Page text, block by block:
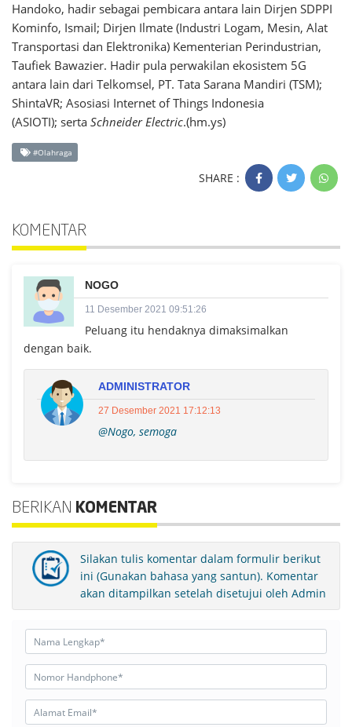
Handoko, hadir sebagai pembicara antara lain Dirjen SDPPI
Kominfo, Ismail; Dirjen Ilmate (Industri Logam, Mesin, Alat
Transportasi dan Elektronika) Kementerian Perindustrian,
Taufiek Bawazier. Hadir pula perwakilan ekosistem 5G
antara lain dari Telkomsel, PT. Tata Sarana Mandiri (TSM);
ShintaVR; Asosiasi Internet of Things Indonesia
(ASIOTI); serta Schneider Electric.(hm.ys)
#Olahraga
SHARE :
KOMENTAR
NOGO
11 Desember 2021 09:51:26
Peluang itu hendaknya dimaksimalkan
dengan baik.
ADMINISTRATOR
27 Desember 2021 17:12:13
@Nogo, semoga
BERIKAN KOMENTAR
Silakan tulis komentar dalam formulir berikut
ini (Gunakan bahasa yang santun). Komentar
akan ditampilkan setelah disetujui oleh Admin